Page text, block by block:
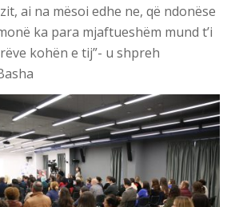
ai na mësoi edhe ne, që ndonëse
ka para mjaftueshëm mund t’i
kohën e tij”- u shpreh